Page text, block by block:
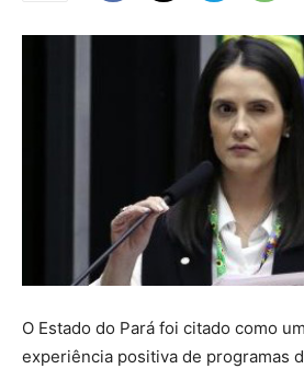
O Estado do Pará foi citado como
experiência positiva de programas